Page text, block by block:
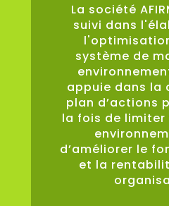
La société
suivi dans
système de
appuie dans la
plan d’actions
la fois de
d’améliorer le
et la